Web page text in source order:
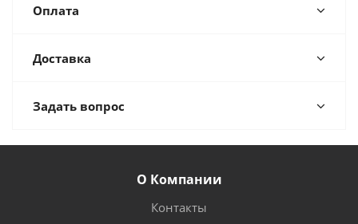
Оплата
Доставка
Задать вопрос
О Компании
Контакты